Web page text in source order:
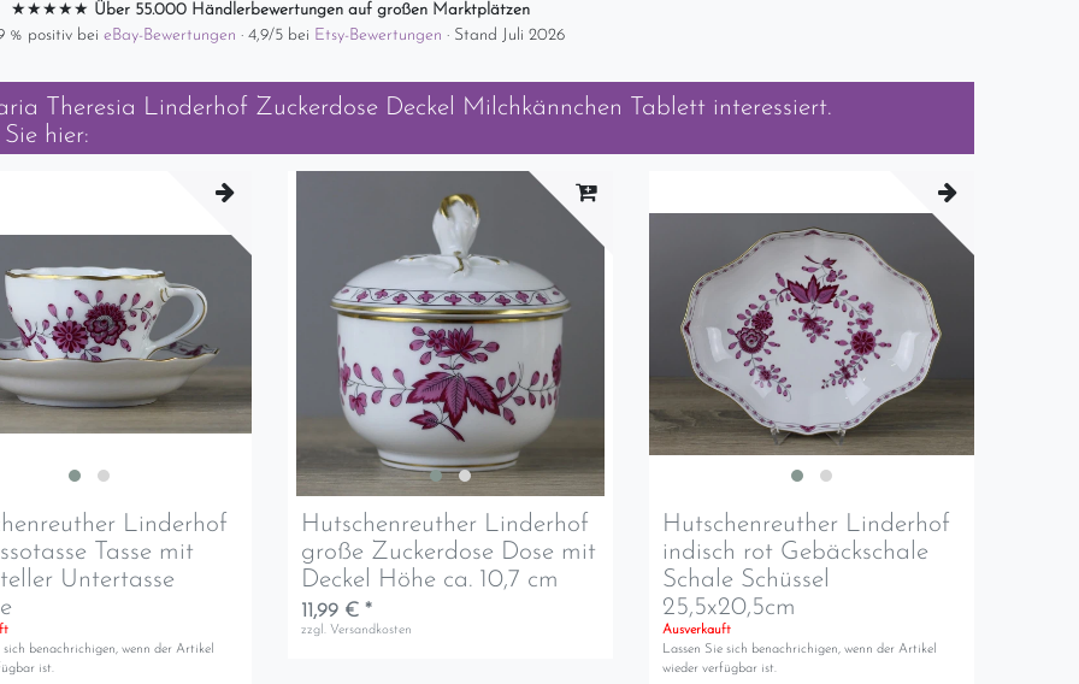
★★★★★ Über 55.000 Händlerbewertungen auf großen Marktplätzen
% positiv bei eBay-Bewertungen · 4,9/5 bei Etsy-Bewertungen · Stand Juli 2026
Theresia Linderhof Zuckerdose Deckel Milchkännchen Tablett interessiert.
hier:
Linderhof
Tasse mit
Untertasse
sich benachrichigen, wenn der Artikel
ist.
Hutschenreuther Linderhof
große Zuckerdose Dose mit
Deckel Höhe ca. 10,7 cm
11,99 € *
zzgl. Versandkosten
Hutschenreuther Linderhof
indisch rot Gebäckschale
Schale Schüssel
25,5x20,5cm
Ausverkauft
Lassen Sie sich benachrichigen, wenn der Artikel
wieder verfügbar ist.